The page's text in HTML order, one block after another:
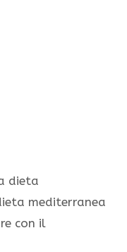
dieta
mediterranea
con il